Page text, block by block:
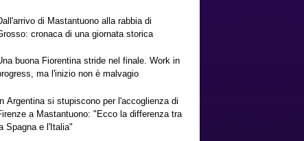
un finale senza vincitori
di Mastantuono alla rabbia di
cronaca di una giornata storica
buona Fiorentina stride nel finale. Work in
ma l'inizio non è malvagio
Argentina si stupiscono per l'accoglienza di
a Mastantuono: "Ecco la differenza tra
Spagna e l'Italia"